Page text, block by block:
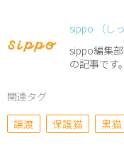
sippo （しっ
sippo編集
の記事です。
関連タグ
譲渡
保護猫 黒猫